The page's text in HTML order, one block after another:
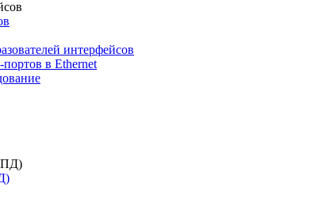
интерфейсов
в Ethernet